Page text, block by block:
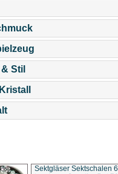
Stil
Sektgläser Sektschalen